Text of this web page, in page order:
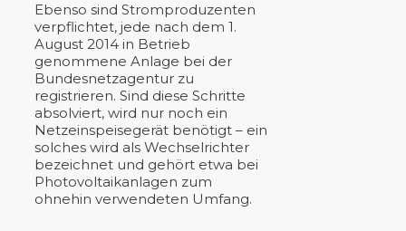
Ebenso sind Stromproduzenten
verpflichtet, jede nach dem 1.
August 2014 in Betrieb
genommene Anlage bei der
Bundesnetzagentur zu
registrieren. Sind diese Schritte
absolviert, wird nur noch ein
Netzeinspeisegerät benötigt – ein
solches wird als Wechselrichter
bezeichnet und gehört etwa bei
Photovoltaikanlagen zum
ohnehin verwendeten Umfang.